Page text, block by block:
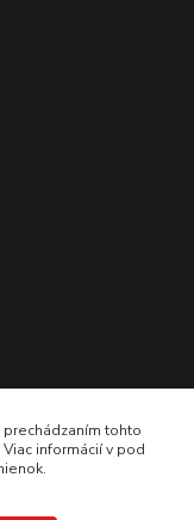
tohto
informácií v pod